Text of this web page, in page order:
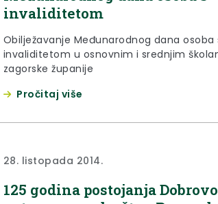
invaliditetom
Obilježavanje Međunarodnog dana osoba
invaliditetom u osnovnim i srednjim
zagorske županije
Pročitaj više
28. listopada 2014.
125 godina postojanja